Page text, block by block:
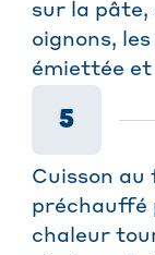
sur la pâte,
oignons,
émiettée
5
Cuisson
préchauffé
chaleur